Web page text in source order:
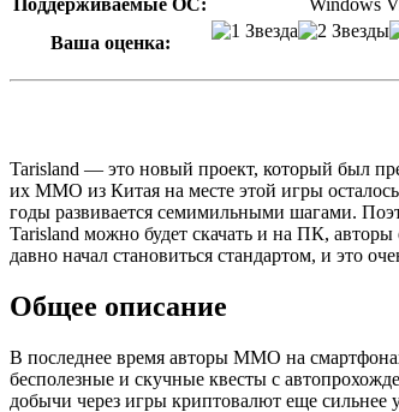
Поддерживаемые ОС:
Windows
Ваша оценка:
Tarisland — это новый проект, который был
их MMO из Китая на месте этой игры
годы развивается семимильными шагами.
Tarisland можно будет скачать и на ПК,
давно начал становиться стандартом, и это
Общее описание
В последнее время авторы MMO на
бесполезные и скучные квесты с
добычи через игры криптовалют еще сильнее